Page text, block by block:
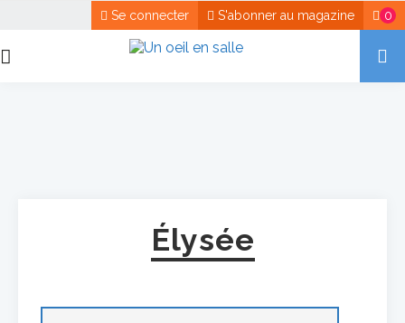
0
S'abonner au magazine
Se connecter
Élysée